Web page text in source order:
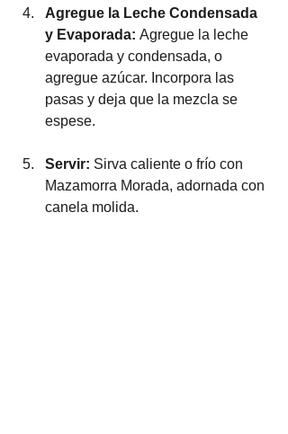
Agregue la Leche Condensada
y Evaporada: Agregue la leche
evaporada y condensada, o
agregue azúcar. Incorpora las
pasas y deja que la mezcla se
espese.
Servir: Sirva caliente o frío con
Mazamorra Morada, adornada con
canela molida.